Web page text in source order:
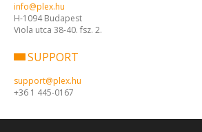
info@plex.hu
H-1094 Budapest
Viola utca 38-40. fsz. 2.
SUPPORT
support@plex.hu
+36 1 445-0167